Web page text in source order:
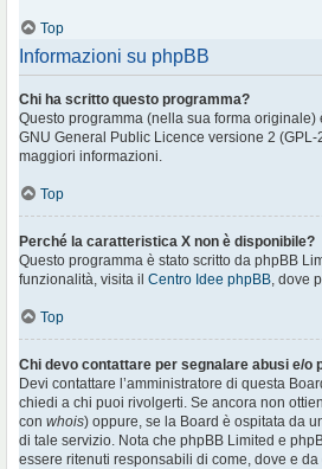
Top
Informazioni su phpBB
Chi ha scritto questo programma?
Questo programma (nella sua forma originale)
GNU General Public Licence versione 2
maggiori informazioni.
Top
Perché la caratteristica X non è disponibile?
Questo programma è stato scritto da phpBB
funzionalità, visita il Centro Idee phpBB, dove
Top
Chi devo contattare per segnalare abusi e/o
Devi contattare l’amministratore di questa
chiedi a chi puoi rivolgerti. Se ancora non
con whois) oppure, se la Board è ospitata da
di tale servizio. Nota che phpBB Limited e
essere ritenuti responsabili di come, dove e